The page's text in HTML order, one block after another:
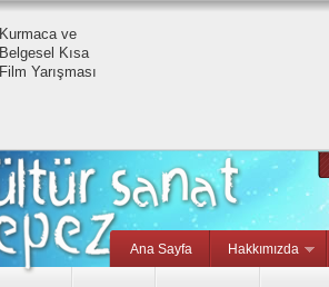
Kurmaca ve
Belgesel Kısa
Film Yarışması
Ana Sayfa Hakkımızda